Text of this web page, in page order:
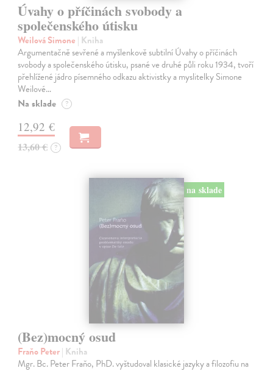
Úvahy o příčinách svobody a
společenského útisku
Weilová Simone | Kniha
Argumentačně sevřené a myšlenkově subtilní Úvahy o příčinách
svobody a společenského útisku, psané ve druhé půli roku 1934, tvoří
přehlížené jádro písemného odkazu aktivistky a myslitelky Simone
Weilové…
Na sklade ?
12,92 €
13,60 € ?
na sklade
(Bez)mocný osud
Fraňo Peter| Kniha
Mgr. Bc. Peter Fraňo, PhD. vyštudoval klasické jazyky a filozofiu na